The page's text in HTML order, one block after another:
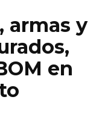
armas y
en